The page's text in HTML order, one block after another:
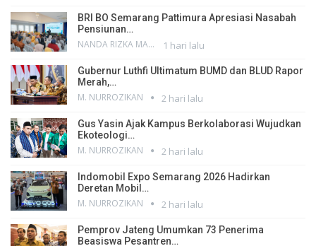
BRI BO Semarang Pattimura Apresiasi Nasabah
Pensiunan…
NANDA RIZKA MAHENDRA 1 hari lalu
Gubernur Luthfi Ultimatum BUMD dan BLUD Rapor
Merah,…
M. NURROZIKAN 2 hari lalu
Gus Yasin Ajak Kampus Berkolaborasi Wujudkan
Ekoteologi…
M. NURROZIKAN 2 hari lalu
Indomobil Expo Semarang 2026 Hadirkan
Deretan Mobil…
M. NURROZIKAN 2 hari lalu
Pemprov Jateng Umumkan 73 Penerima
Beasiswa Pesantren…